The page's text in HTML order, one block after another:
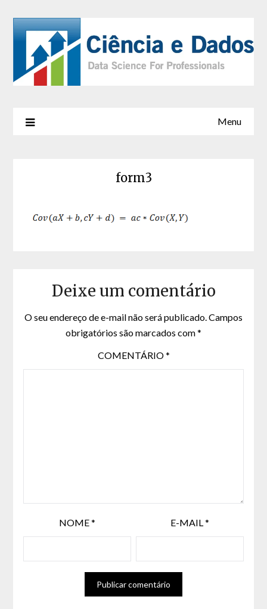
Menu
form3
Deixe um comentário
O seu endereço de e-mail não será publicado. Campos
obrigatórios são marcados com*
COMENTÁRIO*
NOME* E-MAIL*